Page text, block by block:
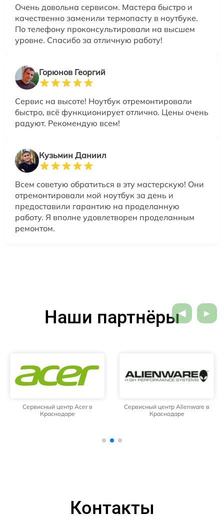
Очень довольна сервисом. Мастера быстро и
качественно заменили термопасту в ноутбуке.
По телефону проконсультировали на высшем
уровне. Спасибо за отличную работу!
Горюнов Георгий
Сервис на высоте! Ноутбук отремонтировали
быстро, всё функционирует отлично. Цены очень
радуют. Рекомендую всем!
Кузьмин Даниил
Всем советую обратиться в эту мастерскую! Они
отремонтировали мой ноутбук за день и
предоставили гарантию на проделанную
работу. Я вполне удовлетворен проделанным
ремонтом.
Наши партнёры
Сервисный центр Acer в
Краснодаре
Сервисный центр Alienware в
Краснодаре
Контакты